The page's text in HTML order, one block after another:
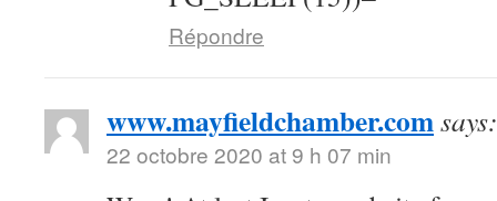
Répondre
www.mayfieldchamber.comsays:
22 octobre 2020 at 9 h 07 min